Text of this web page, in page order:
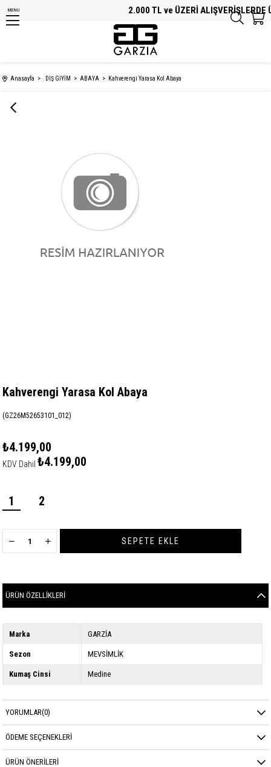
2.000 TL ve ÜZERİ ALIŞVERİŞLERDE
MENU
Anasayfa DIŞ GİYİM ABAYA Kahverengi Yarasa Kol Abaya
Kahverengi Yarasa Kol Abaya
(GZ26M52653101_012)
₺4.199,00
KDV Dahil ₺4.199,00
1 2
ÜRÜN ÖZELLIKLERI
Marka GARZİA
Sezon MEVSİMLİK
Kumaş Cinsi Medine
YORUMLAR(0)
ÖDEME SEÇENEKLERI
ÜRÜN ÖNERILERI